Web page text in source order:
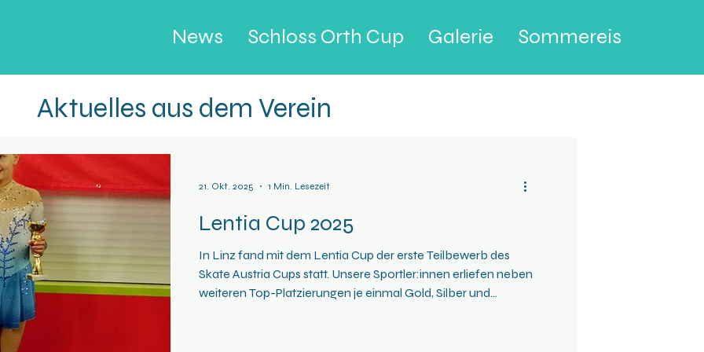
News Schloss Orth Cup Galerie Sommereis
Aktuelles aus dem Verein
Lentia Cup 2025
In Linz fand mit dem Lentia Cup der erste Teilbewerb des
Skate Austria Cups statt. Unsere Sportler:innen erliefen neben
weiteren Top-Platzierungen je einmal Gold, Silber und
21. Okt. 2025 1 Min. Lesezeit